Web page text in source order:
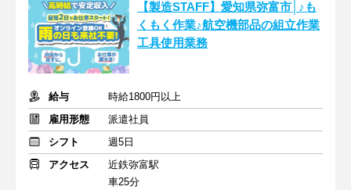
【製造STAFF】愛知県弥富市│♪も
くもく作業♪航空機部品の組立作業
工具使用業務
給与
時給1800円以上
雇用形態
派遣社員
シフト
週5日
アクセス
近鉄弥富駅
車25分